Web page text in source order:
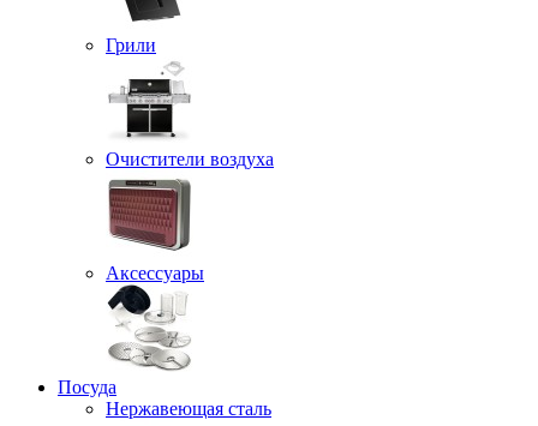
Грили
Очистители воздуха
Аксессуары
Посуда
Нержавеющая сталь